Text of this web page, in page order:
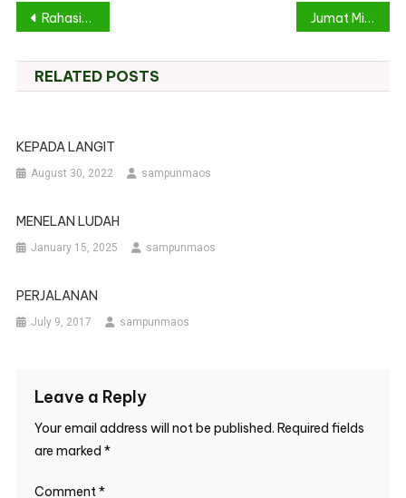
Post
navigation
Rahasia Illahi Jumat Mimbar
RELATED POSTS
KEPADA LANGIT
August 30, 2022 sampunmaos
MENELAN LUDAH
January 15, 2025 sampunmaos
PERJALANAN
July 9, 2017 sampunmaos
Leave a Reply
Your email address will not be published. Required fields
are marked *
Comment*